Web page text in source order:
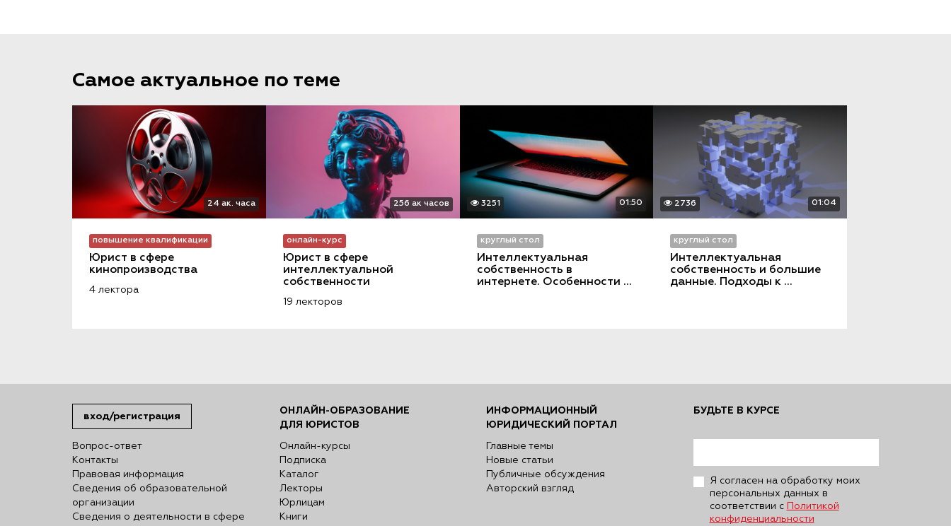
Самое актуальное по теме
24 ак. часа
повышение квалификации
Юрист в сфере
кинопроизводства
4 лектора
256 ак часов
онлайн-курс
Юрист в сфере
интеллектуальной
собственности
19 лекторов
3251 01:50
круглый стол
Интеллектуальная
собственность в
интернете. Особенности
2736 01:04
круглый стол
Интеллектуальная
собственность и большие
данные. Подходы к
вход/регистрация
Вопрос-ответ
Контакты
Правовая информация
Сведения об образовательной
организации
Сведения о деятельности в сфере
ОНЛАЙН-ОБРАЗОВАНИЕ
ДЛЯ ЮРИСТОВ
Онлайн-курсы
Подписка
Каталог
Лекторы
Юрлицам
Книги
ИНФОРМАЦИОННЫЙ
ЮРИДИЧЕСКИЙ ПОРТАЛ
Главные темы
Новые статьи
Публичные обсуждения
Авторский взгляд
БУДЬТЕ В КУРСЕ
Я согласен на обработку моих
персональных данных в
соответствии с Политикой
конфиденциальности